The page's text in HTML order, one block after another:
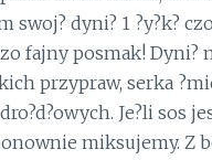
swoj? dyni? 1 ?y?k?
fajny posmak! Dyni?
przypraw, serka
Je?li sos
miksujemy. Z